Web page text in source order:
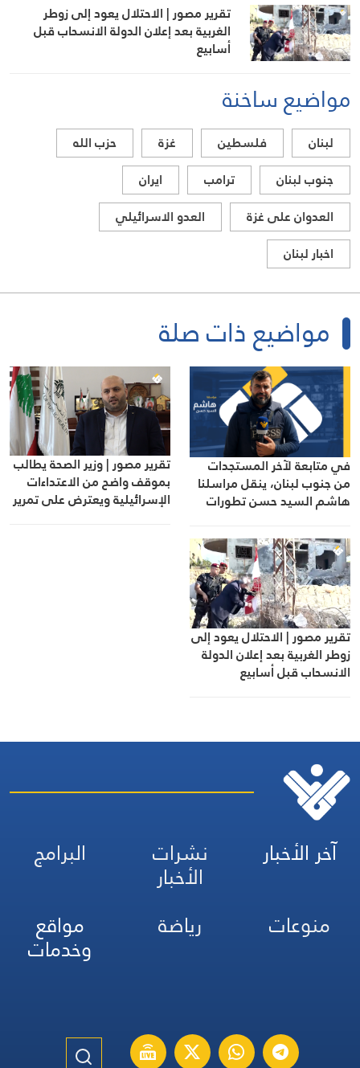
تقرير مصور | الاحتلال يعود إلى زوطر
الغربية بعد إعلان الدولة الانسحاب قبل
أسابيع
مواضيع ساخنة
لبنان فلسطين غزة
حزب الله
جنوب لبنان
ترامب
ايران
العدوان على غزة
العدو الاسرائيلي
اخبار لبنان
مواضيع ذات صلة
في متابعة لآخر المستجدات
من جنوب لبنان، ينقل مراسلنا
هاشم السيد حسن تطورات
تقرير مصور | وزير الصحة يطالب
بموقف واضح من الاعتداءات
الإسرائيلية ويعترض على تمرير
تقرير مصور | الاحتلال يعود إلى
زوطر الغربية بعد إعلان الدولة
الانسحاب قبل أسابيع
آخر الأخبار نشرات
الأخبار
البرامج
منوعات
رياضة مواقع
وخدمات